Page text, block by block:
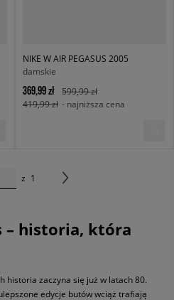
NIKE W AIR PEGASUS 2005
damskie
369,99 zł
599,99 zł
419,99 zł - najniższa cena
z 1
– historia, która
historia zaczyna się już w latach 80.
edycje butów wciąż trafiają